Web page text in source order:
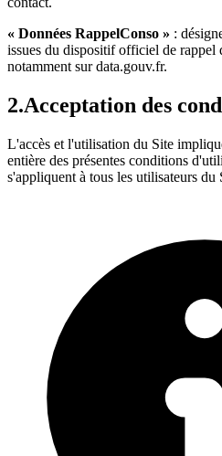
« Données RappelConso » :
issues du dispositif officiel de rappel
notamment sur data.gouv.fr.
2.Acceptation des
L'accès et l'utilisation du Site
entière des présentes conditions
s'appliquent à tous les utilisateurs du